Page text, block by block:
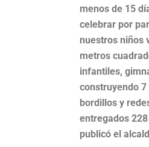
menos de 15
celebrar por
nuestros niños
metros
infantiles,
construyendo
bordillos y
entregados
publicó el